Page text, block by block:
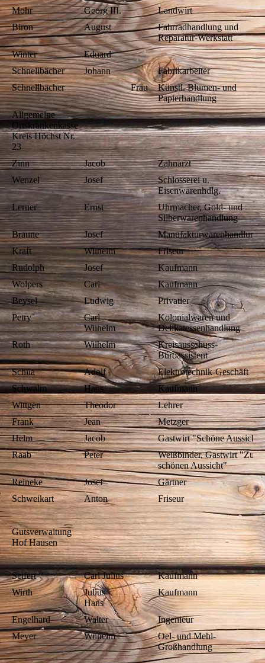
Mohr
Georg III.
Landwirt
Biron
August
Fahrradhandlung und
Reparatur-Werkstatt
Winter
Eduard
Schnellbächer
Johann
Fabrikarbeiter
Schnellbächer
Frau
Künstl. Blumen- und
Papierhandlung
Allgemeine
Ortskrankenkasse
Kreis Höchst Nr.
23
Zinn
Jacob
Zahnarzt
Wenzel
Josef
Schlosserei u.
Eisenwarenhdlg.
Lerner
Ernst
Uhrmacher, Gold- und
Silberwarenhandlung
Braune
Josef
Manufakturwarenhandlung
Kraft
Wilhelm
Friseur
Rudolph
Josef
Kaufmann
Wolpers
Carl
Kaufmann
Beysel
Ludwig
Privatier
Petry
Carl
Wilhelm
Kolonialwaren und
Delikatessenhandlung
Roth
Wilhelm
Kreisausschuss-
Büroassistent
Schila
Adolf
Elektrotechnik-Geschäft
Schwalm
Hans
Kaufmann
Wittgen
Theodor
Lehrer
Frank
Jean
Metzger
Helm
Jacob
Gastwirt "Schöne Aussicht"
Raab
Peter
Weißbinder, Gastwirt "Zur
schönen Aussicht"
Reineke
Josef
Gärtner
Schweikart
Anton Friseur
Gutsverwaltung
Hof Hausen
Seifert Carl Julius
Kaufmann
Wirth
Julius
Hans
Kaufmann
Engelhard Walter
Ingenieur
Meyer
Wilhelm
Oel- und Mehl-
Großhandlung